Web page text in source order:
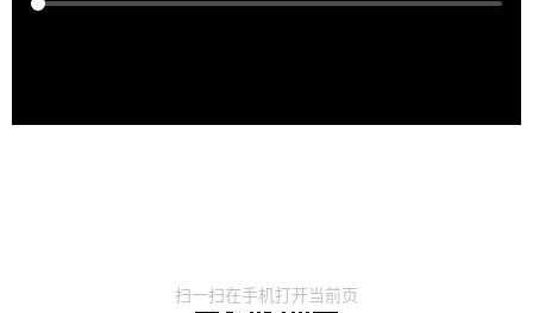
扫一扫在手机打开当前页